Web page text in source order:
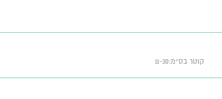
קוטר בס״מ:11-30